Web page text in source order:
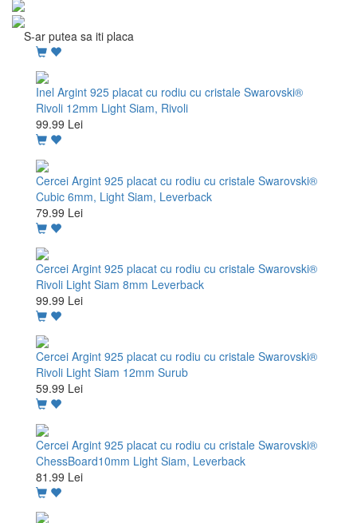
S-ar putea sa iti placa
Inel Argint 925 placat cu rodiu cu cristale Swarovski®
Rivoli 12mm Light Siam, Rivoli
99.99 Lei
Cercei Argint 925 placat cu rodiu cu cristale Swarovski®
Cubic 6mm, Light Siam, Leverback
79.99 Lei
Cercei Argint 925 placat cu rodiu cu cristale Swarovski®
Rivoli Light Siam 8mm Leverback
99.99 Lei
Cercei Argint 925 placat cu rodiu cu cristale Swarovski®
Rivoli Light Siam 12mm Surub
59.99 Lei
Cercei Argint 925 placat cu rodiu cu cristale Swarovski®
ChessBoard10mm Light Siam, Leverback
81.99 Lei